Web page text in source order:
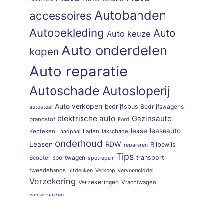
accessoires Autobanden
Autobekleding Auto keuze Auto
kopen Auto onderdelen
Auto reparatie
Autoschade Autosloperij
autostoel Auto verkopen bedrijfsbus Bedrijfswagens
brandstof elektrische auto Ford Gezinsauto
Kenteken Laadpaal Laden lakschade lease leaseauto
Leasen onderhoud RDW repareren Rijbewijs
Scooter sportwagen spotrepair Tips transport
tweedehands uitdeuken Verkoop vervoermiddel
Verzekering Verzekeringen Vrachtwagen
winterbanden